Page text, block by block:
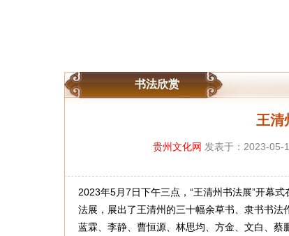
书法欣赏
王清
贵州文化网 发表于：2023-05-
2023年5月7日下午三点，“王清州书法展”开幕
法展，展出了王清州的三十幅余草书、隶书书法
蓝霖、李静、曹恒源、林思均、方金、文白、